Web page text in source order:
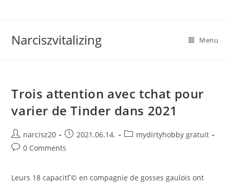
Narciszvitalizing Menu
Trois attention avec tchat pour
varier de Tinder dans 2021
Post
author:
narcisz20
Post
published:
2021.06.14.
Postmydirtyhobby gratuit
Post0 Comments
Leurs 18 capacitГ© en compagnie de gosses gaulois ont